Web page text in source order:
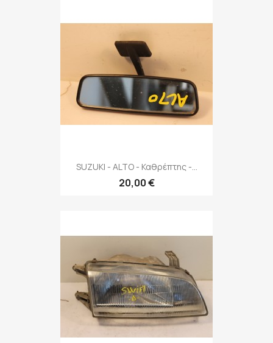
SUZUKI - ALTO - Καθρέπτης -...
20,00 €